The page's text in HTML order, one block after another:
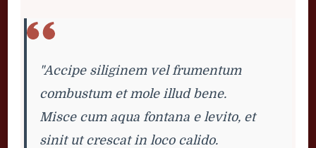
"Accipe siliginem vel frumentum
combustum et mole illud bene.
Misce cum aqua fontana e levito, et
sinit ut crescat in loco calido.